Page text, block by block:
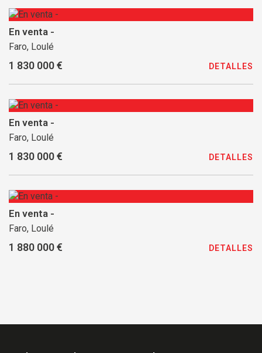
En venta -
Faro, Loulé
1 830 000 € DETALLES
En venta -
Faro, Loulé
1 830 000 € DETALLES
En venta -
Faro, Loulé
1 880 000 € DETALLES